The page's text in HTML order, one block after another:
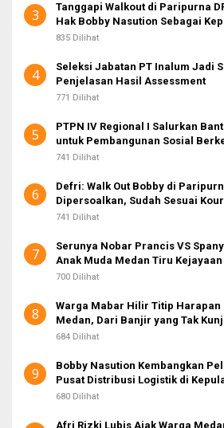
3
Tanggapi Walkout di Paripurna
Hak Bobby Nasution Sebagai
835 Dilihat
4
Seleksi Jabatan PT Inalum Jadi
Penjelasan Hasil Assessment
771 Dilihat
5
PTPN IV Regional I Salurkan
untuk Pembangunan Sosial
741 Dilihat
6
Defri: Walk Out Bobby di
Dipersoalkan, Sudah Sesuai
741 Dilihat
7
Serunya Nobar Prancis VS
Anak Muda Medan Tiru
700 Dilihat
8
Warga Mabar Hilir Titip Harapan
Medan, Dari Banjir yang Tak
Layanan IKD
684 Dilihat
9
Bobby Nasution Kembangkan
Pusat Distribusi Logistik di
680 Dilihat
Afri Rizki Lubis Ajak Warga